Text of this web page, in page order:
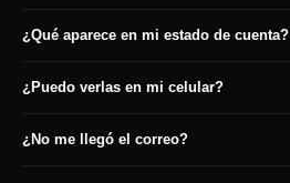
¿Qué aparece en mi estado de cuenta?
¿Puedo verlas en mi celular?
¿No me llegó el correo?